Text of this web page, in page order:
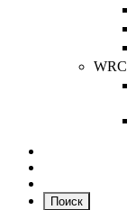
WRC
Поиск